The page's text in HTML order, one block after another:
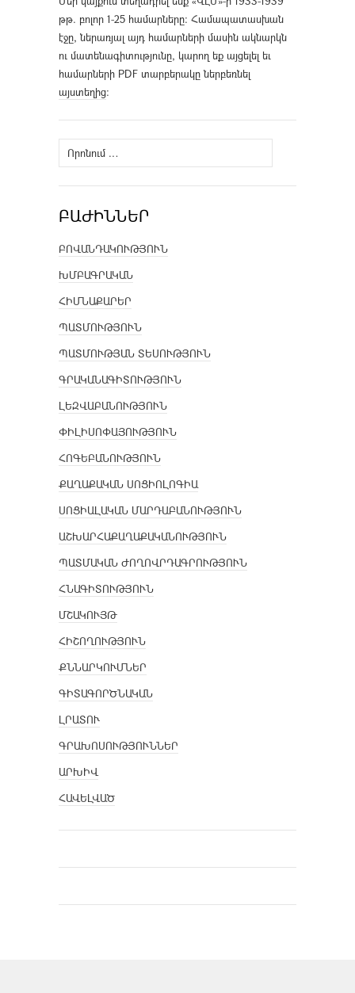
թթ. բոլոր 1-25 համարները։ Համապատասխան
էջը, ներառյալ այդ համարների մասին ակնարկն
ու մատենագիտությունը, կարող եք այցելել եւ
համարների PDF տարբերակը ներբեռնել
այստեղից։
Որոնել՝
ԲԱԺԻՆՆԵՐ
ԲՈՎԱՆԴԱԿՈՒԹՅՈՒՆ
ԽՄԲԱԳՐԱԿԱՆ
ՀԻՄՆԱՔԱՐԵՐ
ՊԱՏՄՈՒԹՅՈՒՆ
ՊԱՏՄՈՒԹՅԱՆ ՏԵՍՈՒԹՅՈՒՆ
ԳՐԱԿԱՆԱԳԻՏՈՒԹՅՈՒՆ
ԼԵԶՎԱԲԱՆՈՒԹՅՈՒՆ
ՓԻԼԻՍՈՓԱՅՈՒԹՅՈՒՆ
ՀՈԳԵԲԱՆՈՒԹՅՈՒՆ
ՔԱՂԱՔԱԿԱՆ ՍՈՑԻՈԼՈԳԻԱ
ՍՈՑԻԱԼԱԿԱՆ ՄԱՐԴԱԲԱՆՈՒԹՅՈՒՆ
ԱՇԽԱՐՀԱՔԱՂԱՔԱԿԱՆՈՒԹՅՈՒՆ
ՊԱՏՄԱԿԱՆ ԺՈՂՈՎՐԴԱԳՐՈՒԹՅՈՒՆ
ՀՆԱԳԻՏՈՒԹՅՈՒՆ
ՄՇԱԿՈՒՅԹ
ՀԻՇՈՂՈՒԹՅՈՒՆ
ՔՆՆԱՐԿՈՒՄՆԵՐ
ԳԻՏԱԳՈՐԾՆԱԿԱՆ
ԼՐԱՏՈՒ
ԳՐԱԽՈՍՈՒԹՅՈՒՆՆԵՐ
ԱՐԽԻՎ
ՀԱՎԵԼՎԱԾ